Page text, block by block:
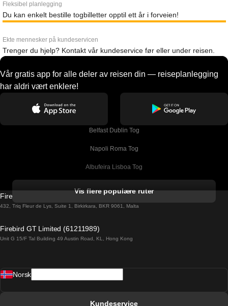
Fleksibel planlegging
Du kan enkelt bestille togbilletter opptil ett år i forveien!
Ekte mennesker på kundeservicen
Trenger du hjelp? Kontakt vår kundeservice før eller under reisen.
Vår gratis app for alle deler av reisen din — reiseplanlegging
har aldri vært enklere!
Belfast Dublin Tog
Napoli Roma Tog
Albufeira Lisboa Tog
Barcelona Madrid Tog
Barcelona Sevilla Tog
Vis flere populære ruter
Firebird GT Limited (OC 1451)
432, Triq Fleur de Lys, Suite 1, Birkirkara, BKR 9061, Malta
Firebird GT Limited (61211989)
Unit G 15/F Tal Building 49 Austin Road, KL, Hong Kong
Norsk
Kundeservice